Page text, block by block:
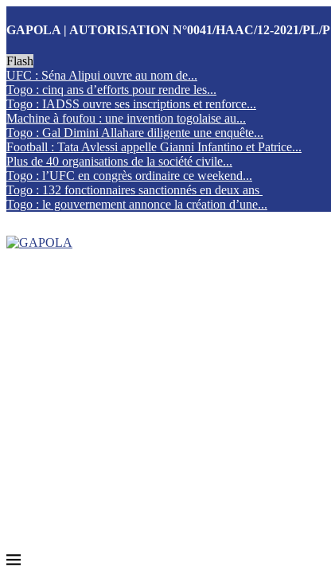
GAPOLA | AUTORISATION N°0041/HAAC/12-2021/PL/P
Flash
UFC : Séna Alipui ouvre au nom de...
Togo : cinq ans d’efforts pour rendre les...
Togo : IADSS ouvre ses inscriptions et renforce...
Machine à foufou : une invention togolaise au...
Togo : Gal Dimini Allahare diligente une enquête...
Football : Tata Avlessi appelle Gianni Infantino et Patrice...
Plus de 40 organisations de la société civile...
Togo : l’UFC en congrès ordinaire ce weekend...
Togo : 132 fonctionnaires sanctionnés en deux ans
Togo : le gouvernement annonce la création d’une...